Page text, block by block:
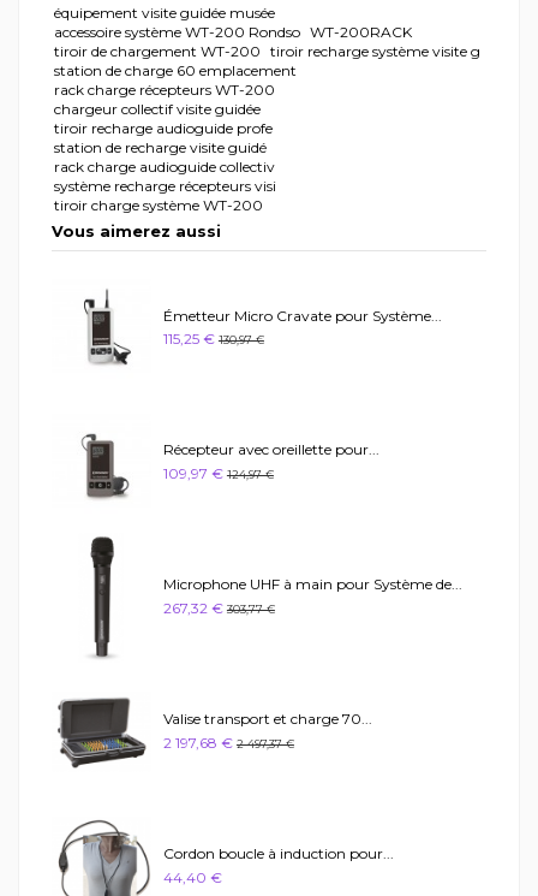
équipement visite guidée musée
accessoire système WT-200 Rondso WT-200RACK
tiroir de chargement WT-200
tiroir recharge système visite g
station de charge 60 emplacement
rack charge récepteurs WT-200
chargeur collectif visite guidée
tiroir recharge audioguide profe
station de recharge visite guidé
rack charge audioguide collectiv
système recharge récepteurs visi
tiroir charge système WT-200
Vous aimerez aussi
Émetteur Micro Cravate pour Système...
115,25 € 130,97 €
Récepteur avec oreillette pour...
109,97 € 124,97 €
Microphone UHF à main pour Système de...
267,32 € 303,77 €
Valise transport et charge 70...
2 197,68 € 2 497,37 €
Cordon boucle à induction pour...
44,40 €